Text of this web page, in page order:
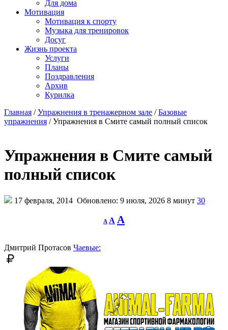
Для дома
Мотивация
Мотивация к спорту
Музыка для тренировок
Досуг
Жизнь проекта
Услуги
Планы
Поздравления
Архив
Курилка
Главная / Упражнения в тренажерном зале / Базовые
упражнения / Упражнения в Смите самый полный список
Упражнения в Смите самый
полный список
17 февраля, 2014 Обновлено: 9 июля, 2026 8 минут 30
A
Decrease
font
A Reset
font
A
Дмитрий Протасов Чаевые: